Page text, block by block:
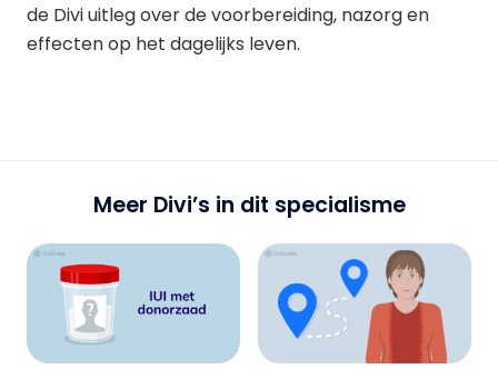
de Divi uitleg over de voorbereiding, nazorg en
effecten op het dagelijks leven.
Meer Divi’s in dit specialisme